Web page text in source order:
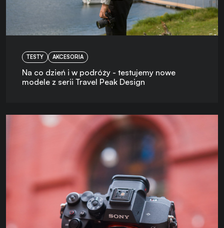
TESTY AKCESORIA
Na co dzień i w podróży - testujemy nowe
modele z serii Travel Peak Design